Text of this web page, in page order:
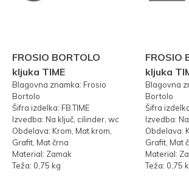
FROSIO BORTOLO
kljuka TIME
Blagovna znamka: Frosio
Bortolo
Šifra izdelka: FB.TIME
Izvedba: Na ključ, cilinder, wc
Obdelava: Krom, Mat krom,
Grafit, Mat črna
Material: Zamak
Teža: 0,75 kg
FROSIO
kljuka
Blagovna
Bortolo
Šifra
Izvedba:
Obdelava:
Grafit, Mat
Material:
Teža: 0,75